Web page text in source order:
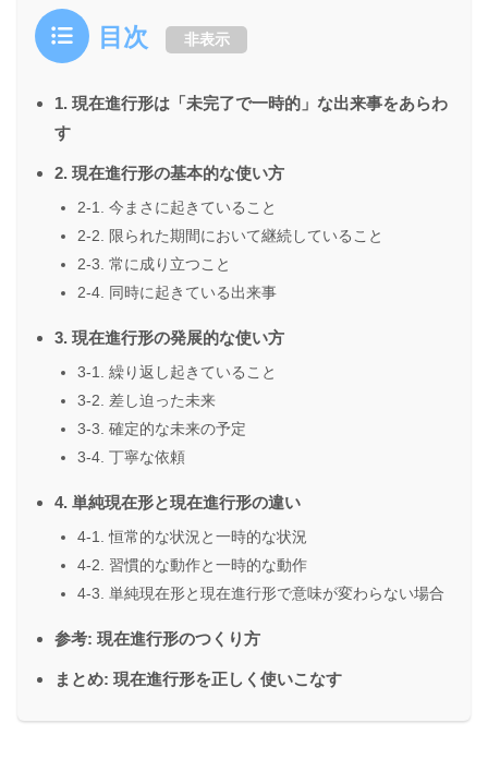
目次 非表示
1. 現在進行形は「未完了で一時的」な出来事をあらわ
す
2. 現在進行形の基本的な使い方
2-1. 今まさに起きていること
2-2. 限られた期間において継続していること
2-3. 常に成り立つこと
2-4. 同時に起きている出来事
3. 現在進行形の発展的な使い方
3-1. 繰り返し起きていること
3-2. 差し迫った未来
3-3. 確定的な未来の予定
3-4. 丁寧な依頼
4. 単純現在形と現在進行形の違い
4-1. 恒常的な状況と一時的な状況
4-2. 習慣的な動作と一時的な動作
4-3. 単純現在形と現在進行形で意味が変わらない場合
参考: 現在進行形のつくり方
まとめ: 現在進行形を正しく使いこなす